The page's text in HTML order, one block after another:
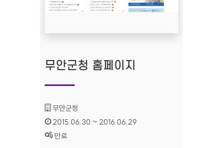
무안군청 홈페이지
기관명 :
무안군청
인증기간 :
2015.06.30 ~ 2016.06.29
상태 :
만료